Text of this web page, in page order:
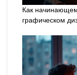
Как
графическом